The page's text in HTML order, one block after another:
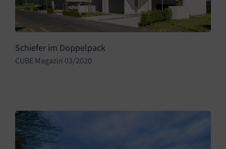
Schiefer im Doppelpack
CUBE Magazin 03/2020